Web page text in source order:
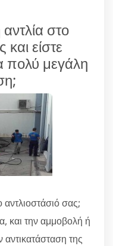
στο
και είστε
πολύ μεγάλη
σας;
και την αμμοβολή ή
αντικατάσταση της